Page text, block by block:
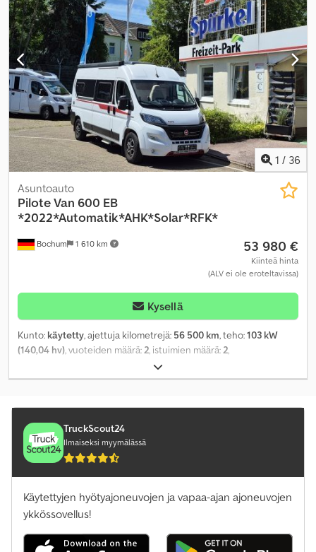
keskuslukitus, kylpyhuone, käytetyn ajoneuvon takuu,
navigointijärjestelmä, noesuodatin, pysäköintilämmitin
1 / 36
Bochum 1 610 km
Asuntoauto
PiloteVan 600 EB
*2022*Automatik*AHK*Solar*RFK*
53 980 €
Kiinteä hinta
(ALV ei ole eroteltavissa)
Kysellä
Kunto: käytetty, ajettuja kilometrejä: 56 500 km, teho:103 kW
(140,04 hv), vuoteiden määrä:2, istuimien määrä:2,
, vaihteistotyyppi:
valkoinen, ensirekisteröinti:03/2022, kokonaispituus:5 990 mm,
akselikokoonpano:2 akselia, kokonaispaino:3 500 kg, akseliväli:
404 mm, Varusteet:keskuslukitus, navigointijärjestelmä,
sisäänrakennettu keittiö, vakionopeudensäädin
TruckScout24
Ilmaiseksi myymälässä
Käytettyjen hyötyajoneuvojen ja vapaa-ajan ajoneuvojen
ykkössovellus!